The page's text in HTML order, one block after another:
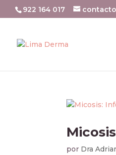
922 164 017
por Dra